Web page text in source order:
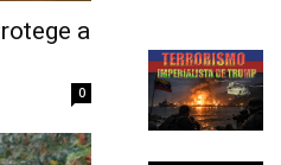
a
0